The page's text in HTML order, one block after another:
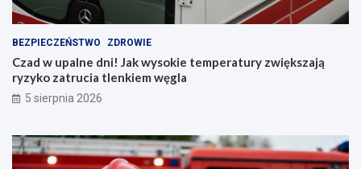
i
ę
k
s
z
a
j
y
z
BEZPIECZEŃSTWO ZDROWIE
Czad w upalne dni! Jak wysokie temperatury zwiększają
ryzyko zatrucia tlenkiem węgla
5 sierpnia 2026